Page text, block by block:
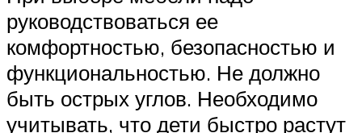
руководствоваться ее
комфортностью, безопасностью и
функциональностью. Не должно
быть острых углов. Необходимо
учитывать, что дети быстро растут